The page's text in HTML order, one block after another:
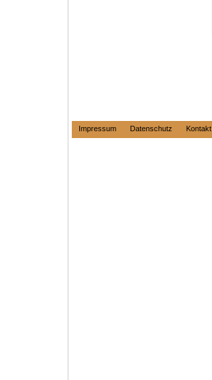
Impressum Datenschutz Kontakt